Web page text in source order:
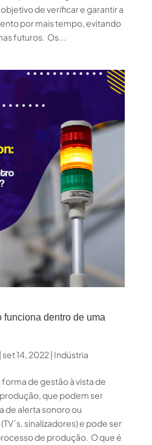
de verificar e garantir a
por mais tempo, evitando
futuros. Os...
funciona dentro de uma
set 14, 2022| Indústria
de gestão à vista de
que podem ser
de alerta sonoro ou
sinalizadores) e pode ser
de produção. O que é